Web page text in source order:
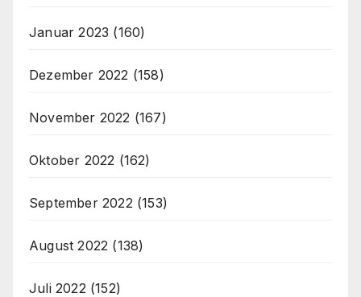
Januar 2023 (160)
Dezember 2022 (158)
November 2022 (167)
Oktober 2022 (162)
September 2022 (153)
August 2022 (138)
Juli 2022 (152)